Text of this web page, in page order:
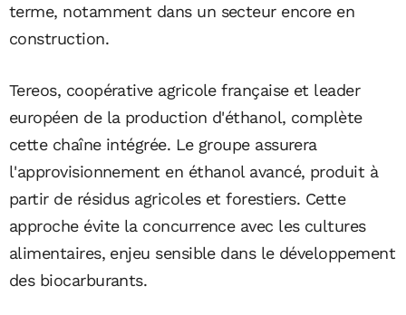
terme, notamment dans un secteur encore en
construction.
Tereos, coopérative agricole française et leader
européen de la production d'éthanol, complète
cette chaîne intégrée. Le groupe assurera
l'approvisionnement en éthanol avancé, produit à
partir de résidus agricoles et forestiers. Cette
approche évite la concurrence avec les cultures
alimentaires, enjeu sensible dans le développement
des biocarburants.